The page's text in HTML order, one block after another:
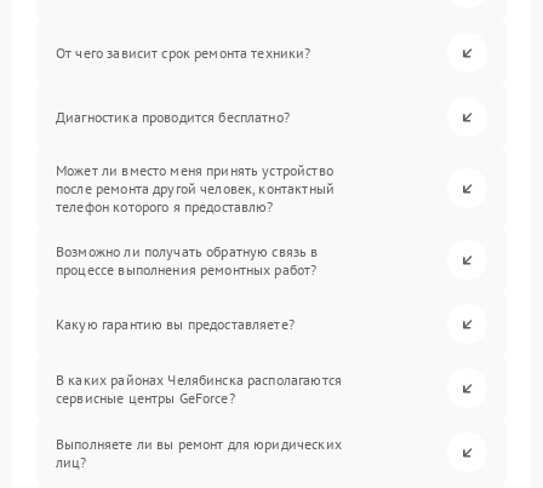
От чего зависит срок ремонта техники?
Диагностика проводится бесплатно?
Может ли вместо меня принять устройство
после ремонта другой человек, контактный
телефон которого я предоставлю?
Возможно ли получать обратную связь в
процессе выполнения ремонтных работ?
Какую гарантию вы предоставляете?
В каких районах Челябинска располагаются
сервисные центры GeForce?
Выполняете ли вы ремонт для юридических
лиц?